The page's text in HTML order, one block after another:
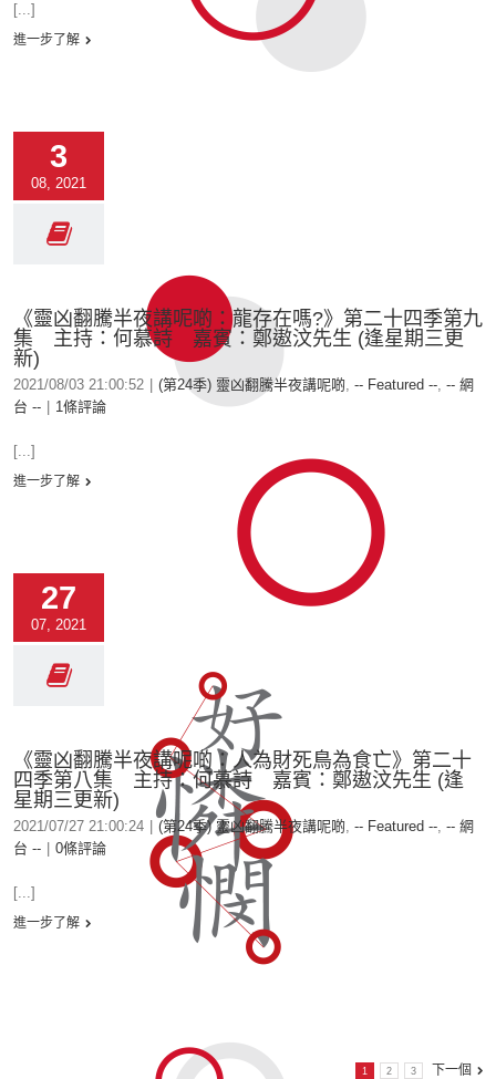
[...]
進一步了解
3
08, 2021
《靈凶翻騰半夜講呢啲：龍存在嗎?》第二十四季第九
集 主持：何慕詩 嘉賓：鄭遨汶先生 (逢星期三更
新)
2021/08/03 21:00:52 (第24季) 靈凶翻騰半夜講呢啲, -- Featured --, -- 網
台 --
1條評論
[...]
進一步了解
27
07, 2021
《靈凶翻騰半夜講呢啲：人為財死鳥為食亡》第二十
四季第八集 主持：何慕詩 嘉賓：鄭遨汶先生 (逢
星期三更新)
2021/07/27 21:00:24 (第24季) 靈凶翻騰半夜講呢啲, -- Featured --, -- 網
台 --
0條評論
[...]
進一步了解
1 2 3 下一個